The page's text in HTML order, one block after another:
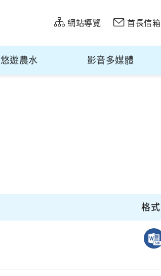
網站導覽 首長信箱
悠遊農水 影音多媒體
格式